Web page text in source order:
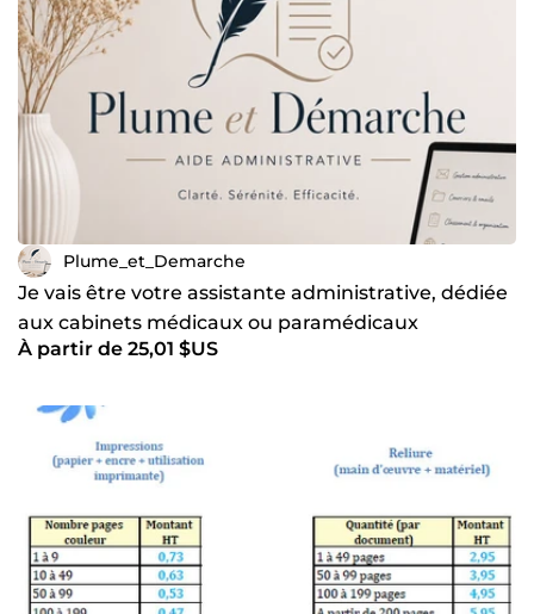
Plume_et_Demarche
Je vais être votre assistante administrative, dédiée
aux cabinets médicaux ou paramédicaux
À partir de 25,01 $US